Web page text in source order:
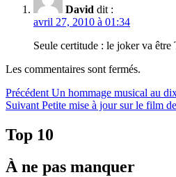
David dit :
avril 27, 2010 à 01:34
Seule certitude : le joker va
Les commentaires sont fermés.
Navigation
de
l'article
Précédent Article
précédent :
Un hommage musical au
Suivant Article
Petite mise à jour sur le film
Top 10
À ne pas manquer